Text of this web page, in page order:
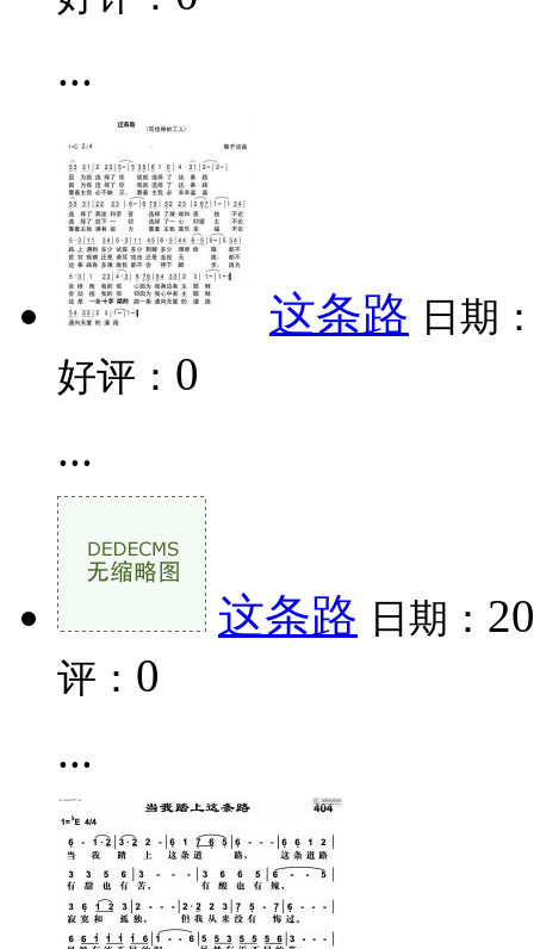
...
这条路 日期
好评： 0
...
这条路 日期：
评： 0
...